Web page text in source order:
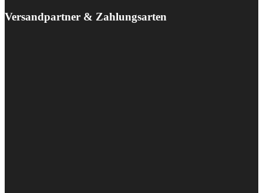
Versandpartner & Zahlungsarten